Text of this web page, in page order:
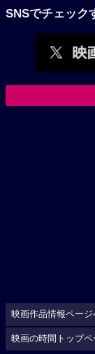
SNSでチェック
映画作品情報ページ
映画の時間トップペ